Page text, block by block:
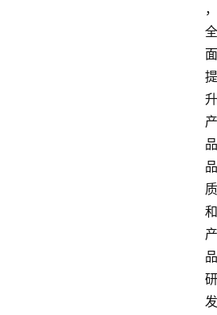
，
全
面
提
升
产
品
品
质
和
产
品
研
发